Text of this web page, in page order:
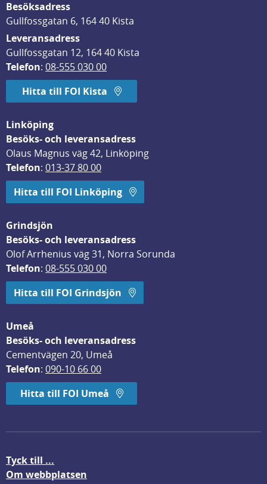
Besöksadress
Gullfossgatan 6, 164 40 Kista
Leveransadress
Gullfossgatan 12, 164 40 Kista
Telefon: 08-555 030 00
Hitta till FOI Kista
Linköping
Besöks- och leveransadress
Olaus Magnus väg 42, Linköping
Telefon: 013-37 80 00
Hitta till FOI Linköping
Grindsjön
Besöks- och leveransadress
Olof Arrhenius väg 31, Norra Sorunda
Telefon: 08-555 030 00
Hitta till FOI Grindsjön
Umeå
Besöks- och leveransadress
Cementvägen 20, Umeå
Telefon: 090-10 66 00
Hitta till FOI Umeå
Tyck till ...
Om webbplatsen